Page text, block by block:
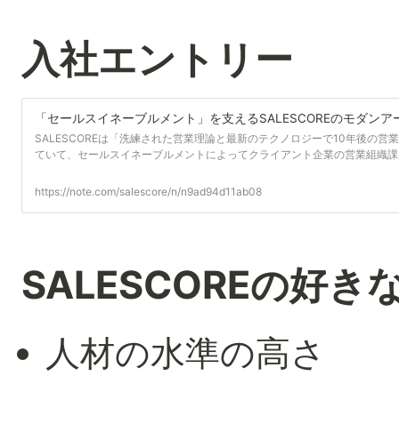
入社エントリー
「セールスイネーブルメント」を支えるSALESCOREのモダン
SALESCOREは「洗練された営業理論と最新のテクノロジーで10年後の営
ていて、セールスイネーブルメントによってクライアント企業の営業組織
https://note.com/salescore/n/n9ad94d11ab08
SALESCOREの好き
人材の水準の高さ